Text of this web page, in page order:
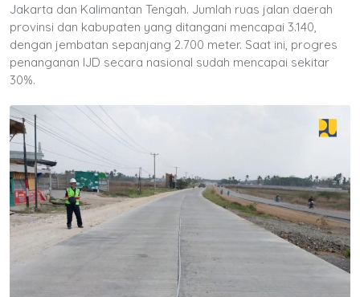
Jakarta dan Kalimantan Tengah. Jumlah ruas jalan daerah
provinsi dan kabupaten yang ditangani mencapai 3.140,
dengan jembatan sepanjang 2.700 meter. Saat ini, progres
penanganan IJD secara nasional sudah mencapai sekitar
30%.